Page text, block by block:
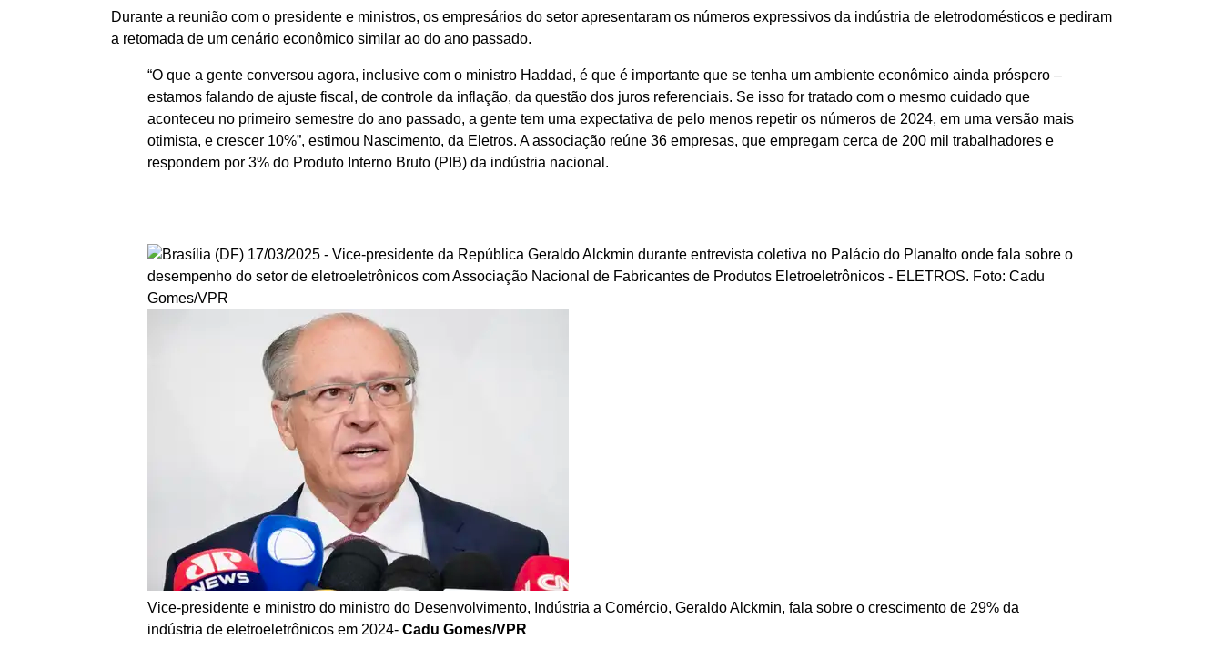
Durante a reunião com o presidente e ministros, os empresários do setor apresentaram os números expressivos da indústria de eletrodomésticos e pediram
a retomada de um cenário econômico similar ao do ano passado.
“O que a gente conversou agora, inclusive com o ministro Haddad, é que é importante que se tenha um ambiente econômico ainda próspero –
estamos falando de ajuste fiscal, de controle da inflação, da questão dos juros referenciais. Se isso for tratado com o mesmo cuidado que
aconteceu no primeiro semestre do ano passado, a gente tem uma expectativa de pelo menos repetir os números de 2024, em uma versão mais
otimista, e crescer 10%”, estimou Nascimento, da Eletros. A associação reúne 36 empresas, que empregam cerca de 200 mil trabalhadores e
respondem por 3% do Produto Interno Bruto (PIB) da indústria nacional.
Vice-presidente e ministro do ministro do Desenvolvimento, Indústria a Comércio, Geraldo Alckmin, fala sobre o crescimento de 29% da
indústria de eletroeletrônicos em 2024- Cadu Gomes/VPR